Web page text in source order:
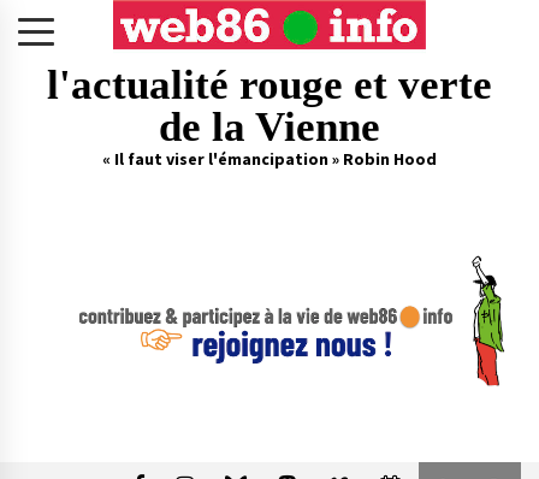
l'actualité rouge et verte
de la Vienne
« Il faut viser l'émancipation » Robin Hood